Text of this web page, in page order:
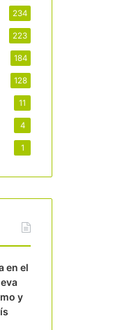
234
223
184
128
11
4
1
en el
y